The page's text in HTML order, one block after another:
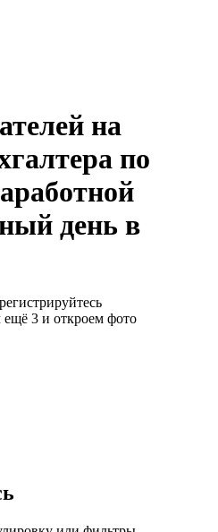
на
по
день в
3 и откроем фото